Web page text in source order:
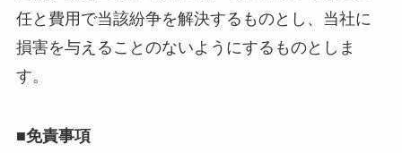
任と費用で当該紛争を解決するものとし、当社に
損害を与えることのないようにするものとしま
す。
■免責事項